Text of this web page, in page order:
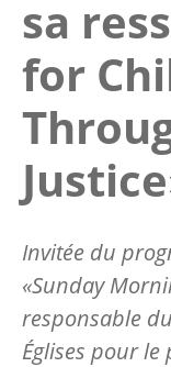
sa
for
Invitée du
«Sunday
responsable
Églises pour le